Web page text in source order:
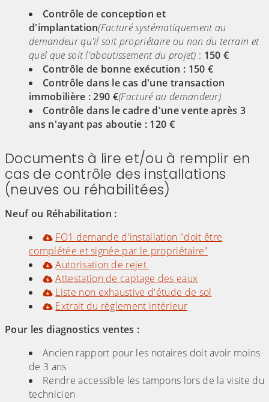
Contrôle de conception et
d'implantation(Facturé systématiquement au
demandeur qu'il soit propriétaire ou non du terrain et
quel que soit l'aboutissement du projet) : 150 €
Contrôle de bonne exécution : 150 €
Contrôle dans le cas d'une transaction
immobilière : 290 €(Facturé au demandeur)
Contrôle dans le cadre d'une vente après 3
ans n'ayant pas aboutie : 120 €
Documents à lire et/ou à remplir en
cas de contrôle des installations
(neuves ou réhabilitées)
Neuf ou Réhabilitation :
FO1 demande d'installation "doit être
complétée et signée par le propriétaire"
Autorisation de rejet
Attestation de captage des eaux
Liste non exhaustive d'étude de sol
Extrait du règlement intérieur
Pour les diagnostics ventes :
Ancien rapport pour les notaires doit avoir moins
de 3 ans
Rendre accessible les tampons lors de la visite du
technicien